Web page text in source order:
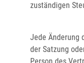
zuständigen
Jede Änderung
der Satzung